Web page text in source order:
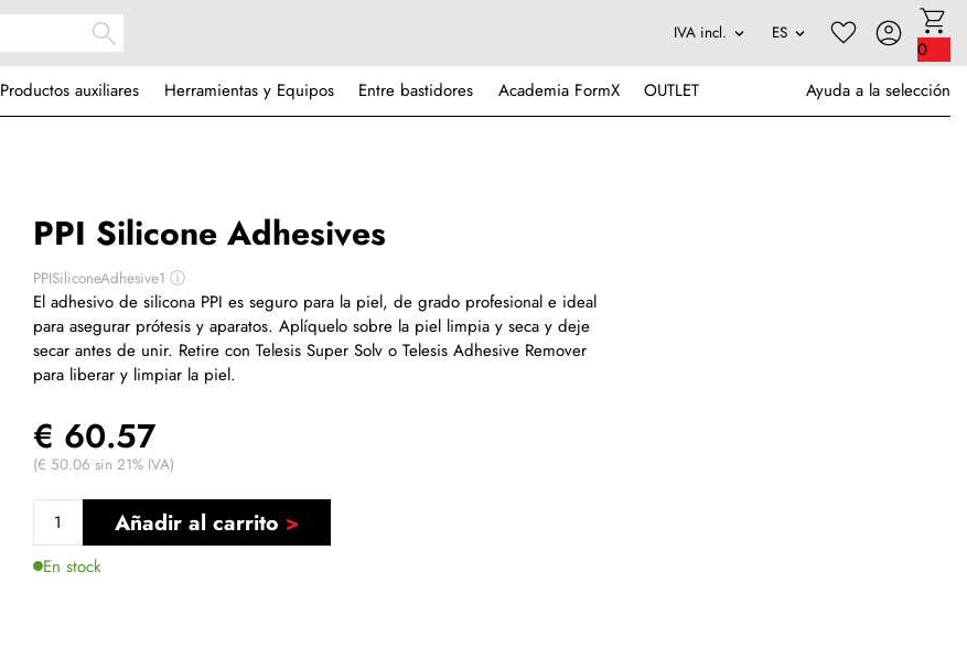
0
Productos auxiliares Herramientas y Equipos Entre bastidores Academia FormX OUTLET Ayuda a la selección
PPI Silicone Adhesives
PPISiliconeAdhesive1ⓘ
El adhesivo de silicona PPI es seguro para la piel, de grado profesional e ideal
para asegurar prótesis y aparatos. Aplíquelo sobre la piel limpia y seca y deje
secar antes de unir. Retire con Telesis Super Solv o Telesis Adhesive Remover
para liberar y limpiar la piel.
€ 60.57
(€ 50.06 sin 21% IVA)
Añadir al carrito
En stock